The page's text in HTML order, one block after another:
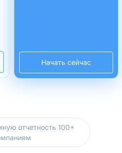
Начать сейчас
отчетность 100+